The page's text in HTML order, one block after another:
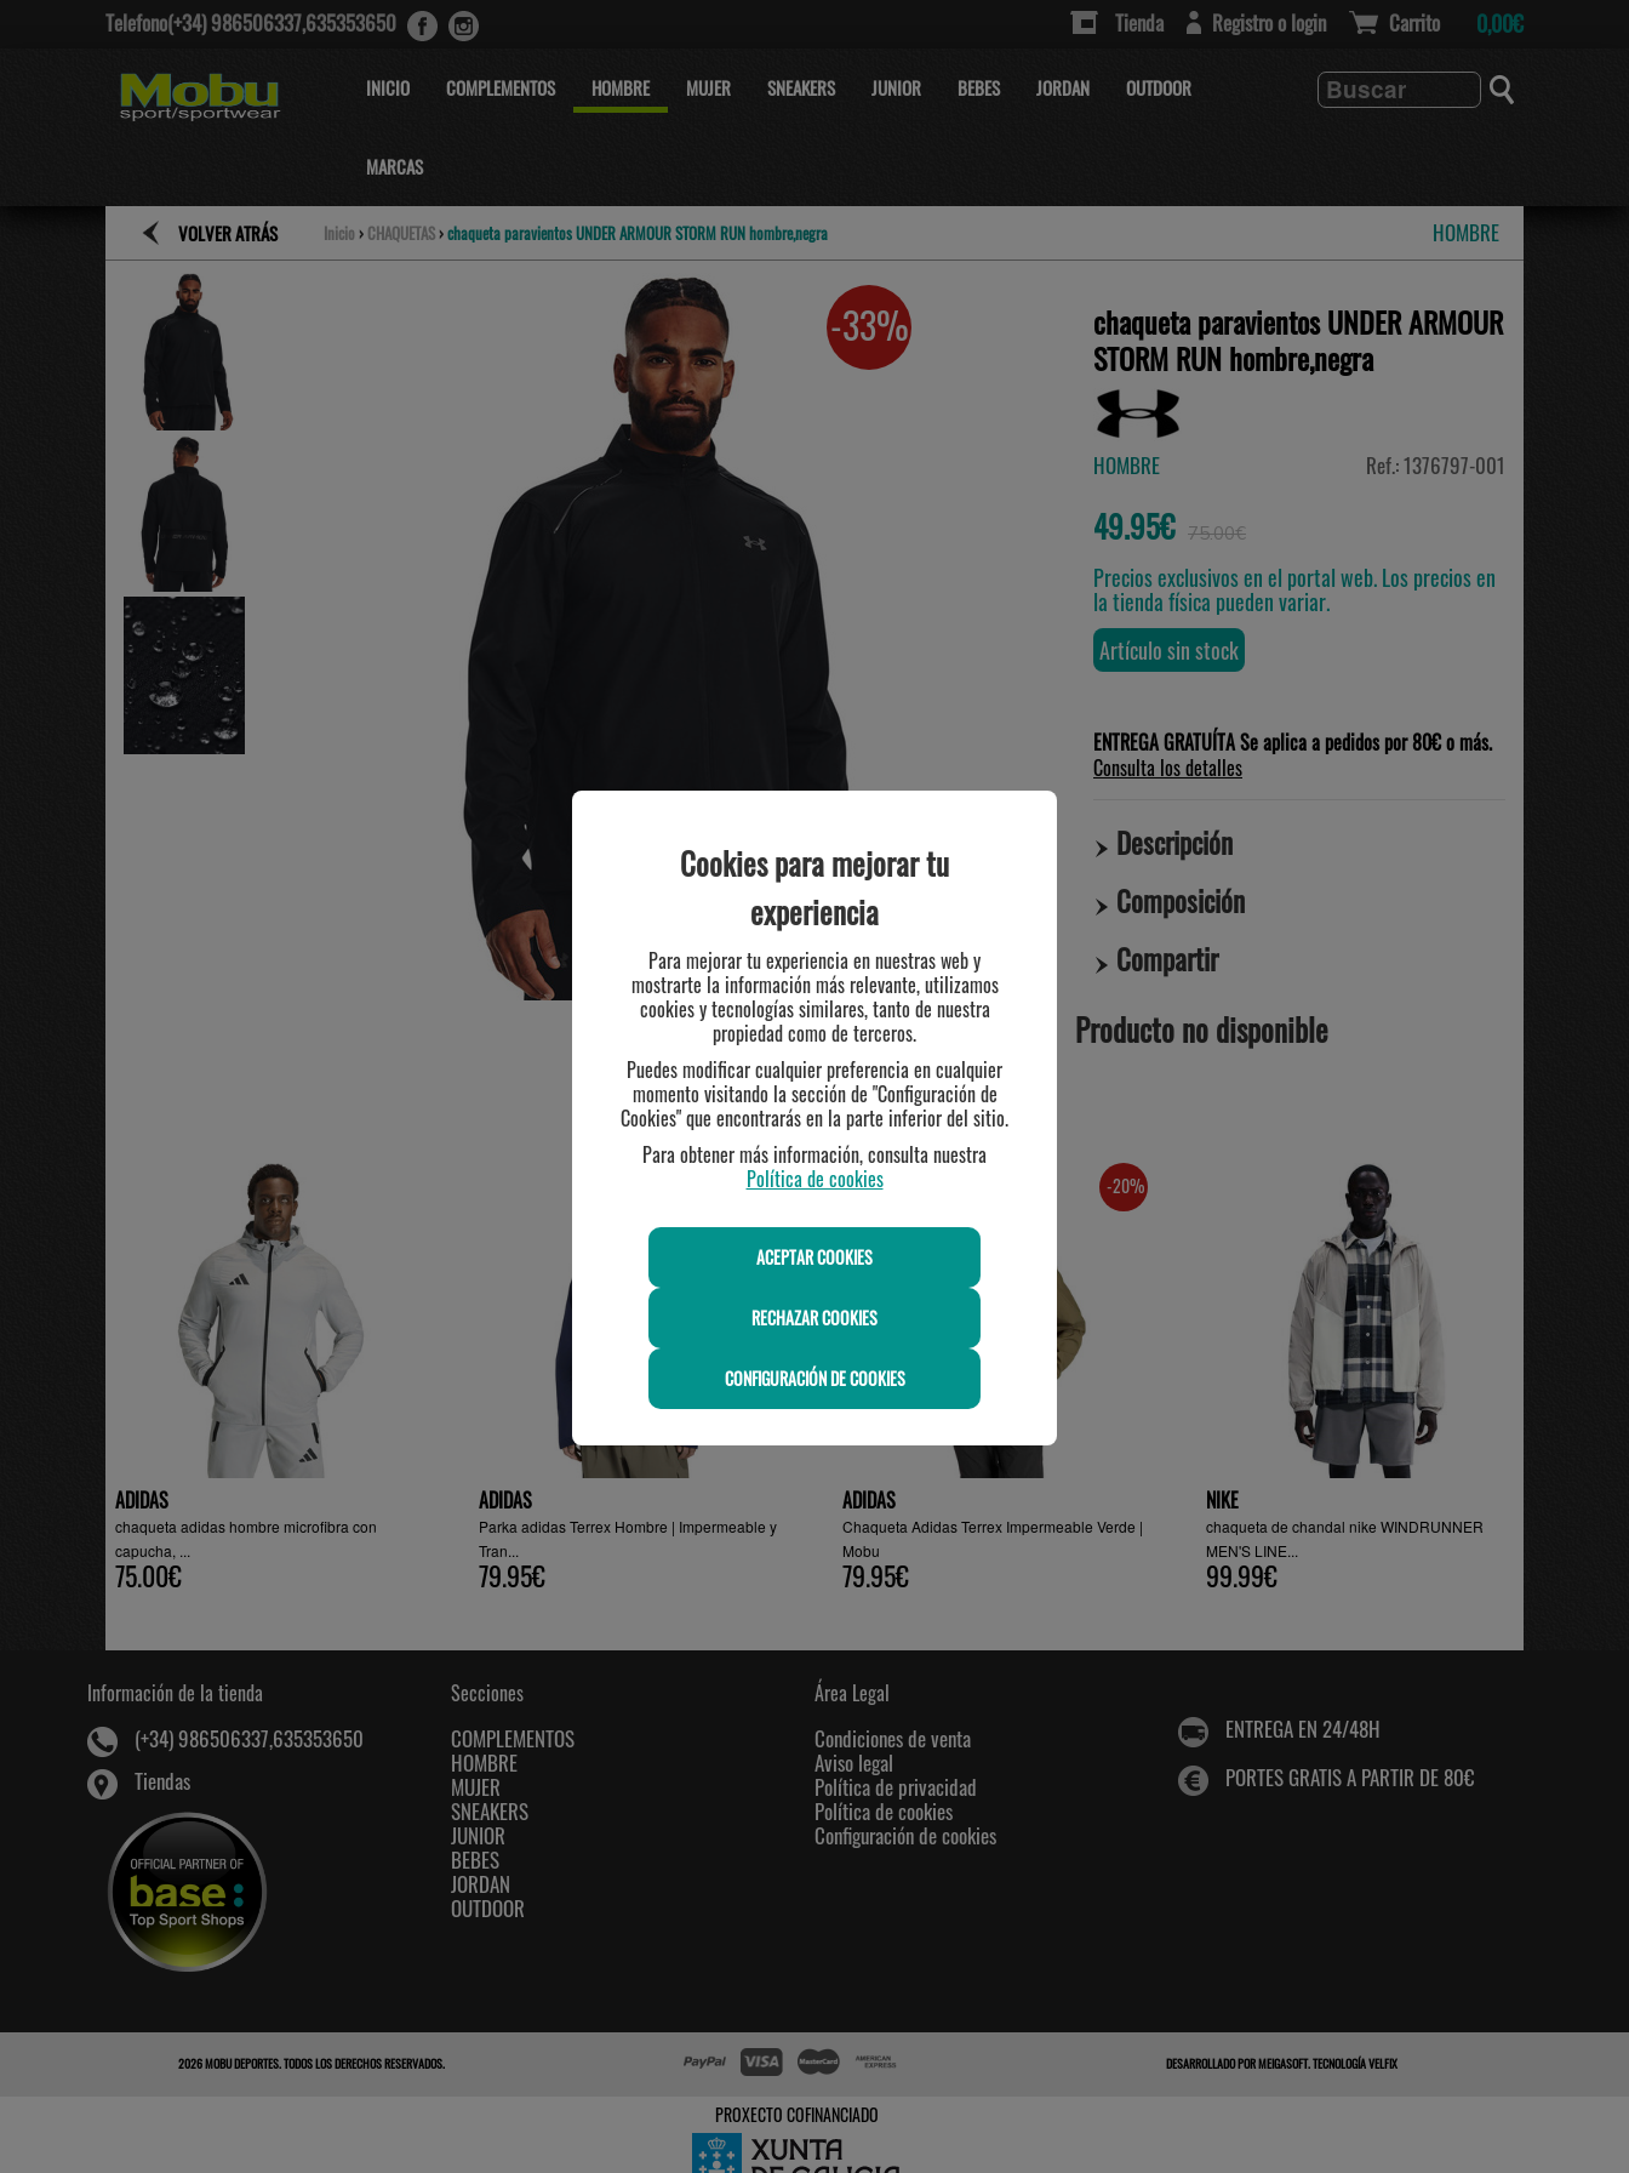
Telefono(+34) 986506337,635353650 Tienda Registro o login Carrito 0,00€
INICIO COMPLEMENTOS HOMBRE MUJER SNEAKERS JUNIOR BEBES JORDAN OUTDOOR
MARCAS
VOLVER ATRÁS Inicio › CHAQUETAS ›chaqueta paravientos UNDER ARMOUR STORM RUN hombre,negra HOMBRE
-33%
chaqueta paravientos UNDER ARMOUR
STORM RUN hombre,negra
HOMBRE Ref.: 1376797-001
49.95€ 75.00€
Precios exclusivos en el portal web. Los precios en
la tienda física pueden variar.
Artículo sin stock
ENTREGA GRATUÍTA Se aplica a pedidos por 80€ o más.
Consulta los detalles
Descripción
Composición
Compartir
Producto no disponible
TE PUEDE INTERESAR
ADIDAS
chaqueta adidas hombre microfibra con
capucha, ...
75.00€
-20%
ADIDAS
Parka adidas Terrex Hombre | Impermeable y
Tran...
79.95€
-20%
ADIDAS
Chaqueta Adidas Terrex Impermeable Verde |
Mobu
79.95€
NIKE
chaqueta de chandal nike WINDRUNNER
MEN'S LINE...
99.99€
Información de la tienda
(+34) 986506337,635353650
Tiendas
Secciones
COMPLEMENTOS
HOMBRE
MUJER
SNEAKERS
JUNIOR
BEBES
JORDAN
OUTDOOR
Área Legal
Condiciones de venta
Aviso legal
Política de privacidad
Política de cookies
Configuración de cookies
ENTREGA EN 24/48H
PORTES GRATIS A PARTIR DE 80€
2026MOBU DEPORTES. TODOS LOS DERECHOS RESERVADOS. DESARROLLADO PORMEIGASOFT.TECNOLOGÍA VELFIX
PROXECTO COFINANCIADO
Cookies para mejorar tu
experiencia
Para mejorar tu experiencia en nuestras web y
mostrarte la información más relevante, utilizamos
cookies y tecnologías similares, tanto de nuestra
propiedad como de terceros.
Puedes modificar cualquier preferencia en cualquier
momento visitando la sección de "Configuración de
Cookies" que encontrarás en la parte inferior del sitio.
Para obtener más información, consulta nuestra
Política de cookies
ACEPTAR COOKIES
RECHAZAR COOKIES
CONFIGURACIÓN DE COOKIES